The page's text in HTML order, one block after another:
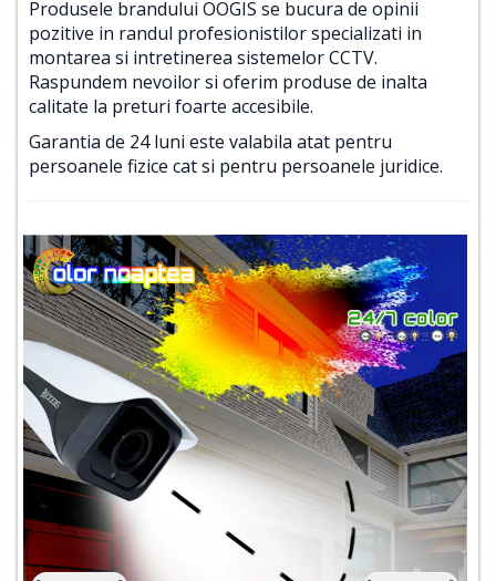
Produsele brandului OOGIS se bucura de opinii
pozitive in randul profesionistilor specializati in
montarea si intretinerea sistemelor CCTV.
Raspundem nevoilor si oferim produse de inalta
calitate la preturi foarte accesibile.
Garantia de 24 luni este valabila atat pentru
persoanele fizice cat si pentru persoanele juridice.